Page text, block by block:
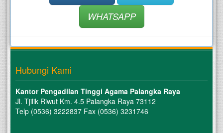
WHATSAPP
Hubungi Kami
Kantor Pengadilan Tinggi Agama Palangka Raya
Jl. Tjilik Riwut Km. 4.5 Palangka Raya 73112
Telp (0536) 3222837 Fax (0536) 3231746